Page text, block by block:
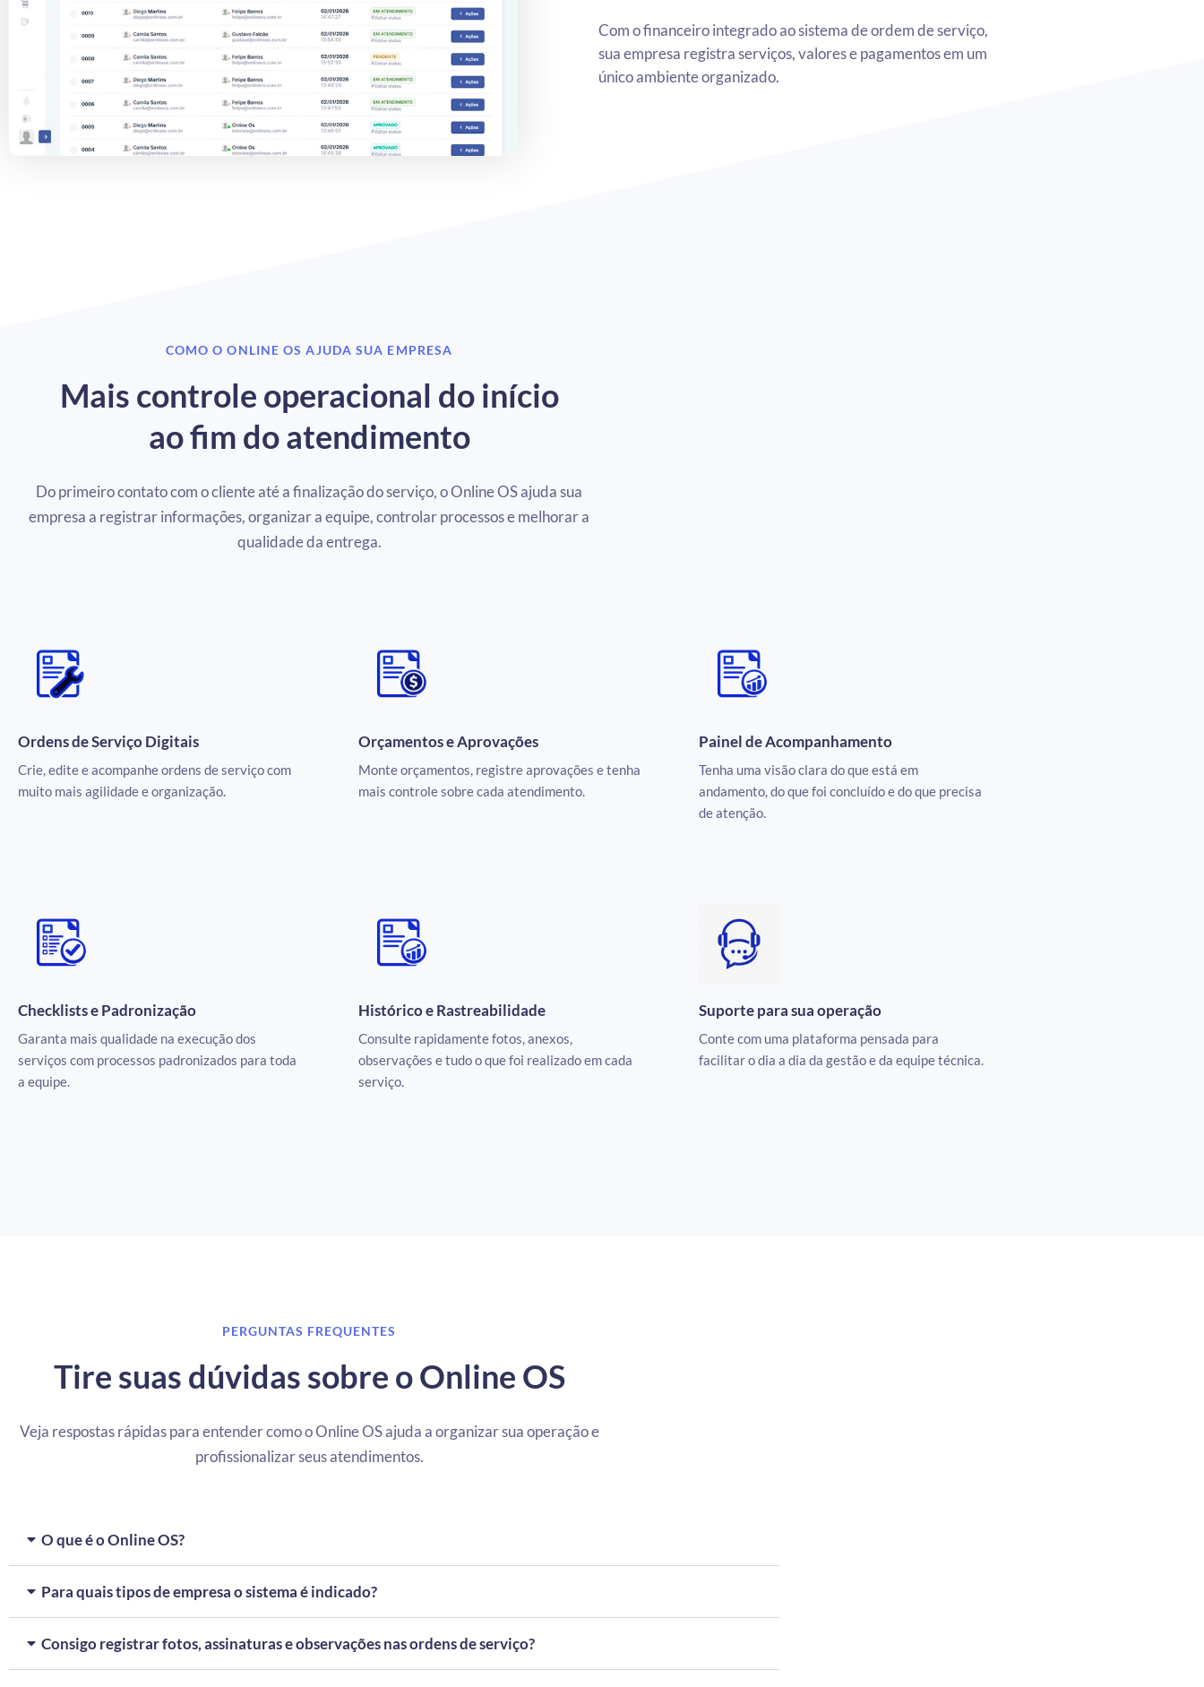
Com o financeiro integrado ao sistema de ordem de serviço,
sua empresa registra serviços, valores e pagamentos em um
único ambiente organizado.
COMO O ONLINE OS AJUDA SUA EMPRESA
Mais controle operacional do início
ao fim do atendimento
Do primeiro contato com o cliente até a finalização do serviço, o Online OS ajuda sua
empresa a registrar informações, organizar a equipe, controlar processos e melhorar a
qualidade da entrega.
Ordens de Serviço Digitais
Crie, edite e acompanhe ordens de serviço com
muito mais agilidade e organização.
Orçamentos e Aprovações
Monte orçamentos, registre aprovações e tenha
mais controle sobre cada atendimento.
Painel de Acompanhamento
Tenha uma visão clara do que está em
andamento, do que foi concluído e do que precisa
de atenção.
Checklists e Padronização
Garanta mais qualidade na execução dos
serviços com processos padronizados para toda
a equipe.
Histórico e Rastreabilidade
Consulte rapidamente fotos, anexos,
observações e tudo o que foi realizado em cada
serviço.
Suporte para sua operação
Conte com uma plataforma pensada para
facilitar o dia a dia da gestão e da equipe técnica.
PERGUNTAS FREQUENTES
Tire suas dúvidas sobre o Online OS
Veja respostas rápidas para entender como o Online OS ajuda a organizar sua operação e
profissionalizar seus atendimentos.
O que é o Online OS?
Para quais tipos de empresa o sistema é indicado?
Consigo registrar fotos, assinaturas e observações nas ordens de serviço?